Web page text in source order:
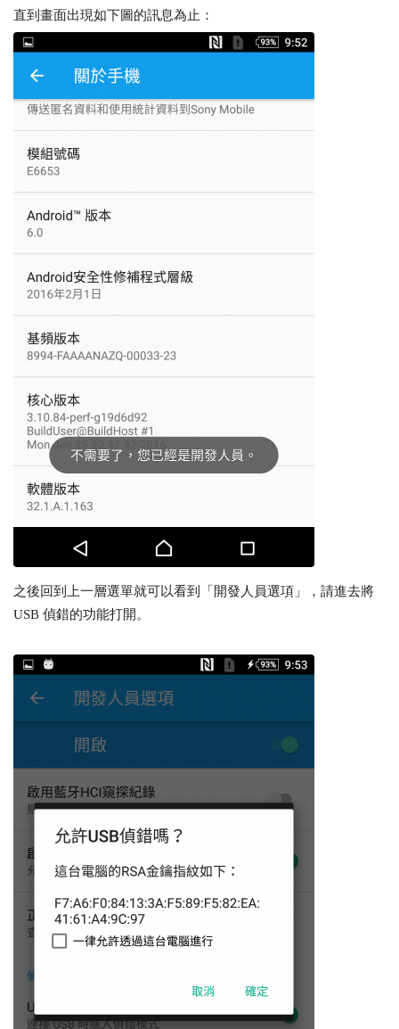
直到畫面出現如下圖的訊息為止：
之後回到上一層選單就可以看到「開發人員選項」，請進去將
USB 偵錯的功能打開。